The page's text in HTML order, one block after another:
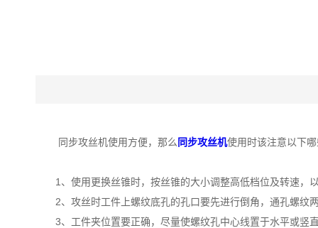
同步攻丝机使用方便，那么 同步攻丝机使用时该注意以下
1、使用更换丝锥时，按丝锥的大小调整高低档位及转速，
2、攻丝时工件上螺纹底孔的孔口要先进行倒角，通孔螺纹
3、工件夹位置要正确，尽量使螺纹孔中心线置于水平或竖